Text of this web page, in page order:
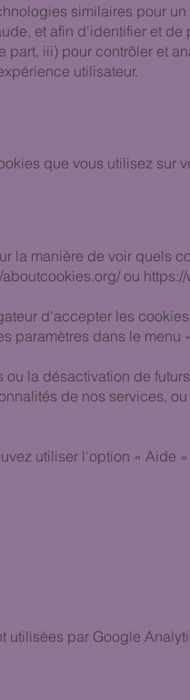
similaires pour
et afin d'identifier et
iii) pour contrôler et
utilisateur.
que vous utilisez sur
la manière de voir quels
aboutcookies.org/ou
d'accepter les
paramètres dans le
la désactivation de
de nos services,
utiliser l'option « Aide
utilisées par Google